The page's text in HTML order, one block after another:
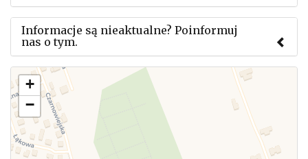
Informacje są nieaktualne? Poinformuj
nas o tym.
Użyj tego formularza aby przesłać informację o
zmianach w powyższym mityngu.
+
−